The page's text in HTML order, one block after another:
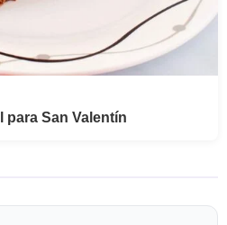
para San Valentín